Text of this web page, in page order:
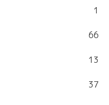
1
66
13
37